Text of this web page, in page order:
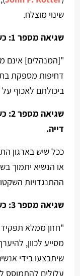
שינוי מוצלח.
שגיאה מספר 1: כשמשלימים עם שאננות גדולה מדי.
"[המנהלים] אינם
דחיפות מספקת
ביכולתם לאכוף על
דייה.
ככל שיש בארגון
או הנשיא יתמוך
ההתנגדויות
שגיאה מספר 3: כשמזלזלים בכוחו של החזון.
"חזון ממלא תפקיד
מסייע לכוון,
שיתבצעו בידי
עלולים להתמוסס